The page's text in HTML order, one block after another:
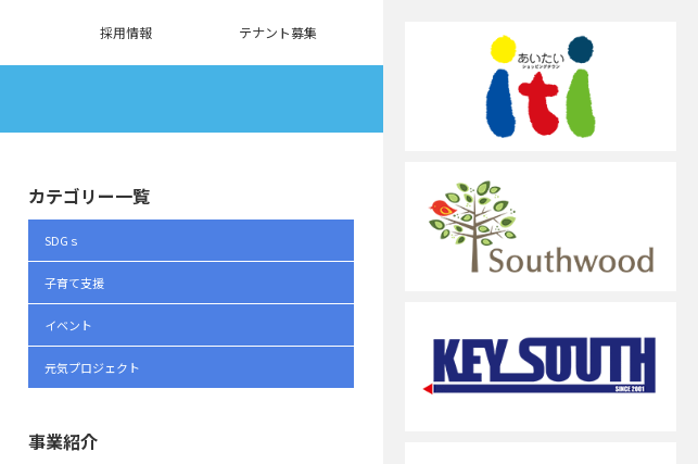
採用情報 テナント募集
カテゴリー一覧
SDGｓ
子育て支援
イベント
元気プロジェクト
事業紹介